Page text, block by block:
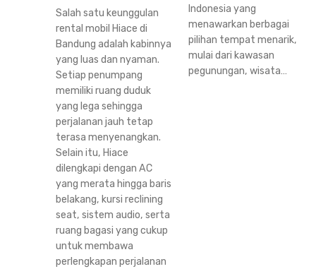
Salah satu keunggulan
rental mobil Hiace di
Bandung adalah kabinnya
yang luas dan nyaman.
Setiap penumpang
memiliki ruang duduk
yang lega sehingga
perjalanan jauh tetap
terasa menyenangkan.
Selain itu, Hiace
dilengkapi dengan AC
yang merata hingga baris
belakang, kursi reclining
seat, sistem audio, serta
ruang bagasi yang cukup
untuk membawa
perlengkapan perjalanan
Indonesia yang
menawarkan berbagai
pilihan tempat menarik,
mulai dari kawasan
pegunungan, wisata…